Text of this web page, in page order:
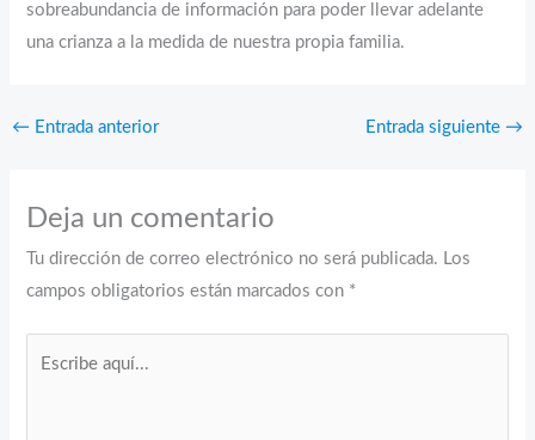
sobreabundancia de información para poder llevar adelante
una crianza a la medida de nuestra propia familia.
← Entrada anterior Entrada siguiente →
Deja un comentario
Tu dirección de correo electrónico no será publicada. Los
campos obligatorios están marcados con *